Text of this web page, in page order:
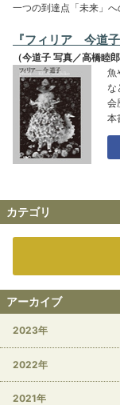
一つの到達点「未来」
『フィリア 今道子
（今道子 写真／高橋睦
魚
な
会
本
カテゴリ
アーカイブ
2023年
2022年
2021年